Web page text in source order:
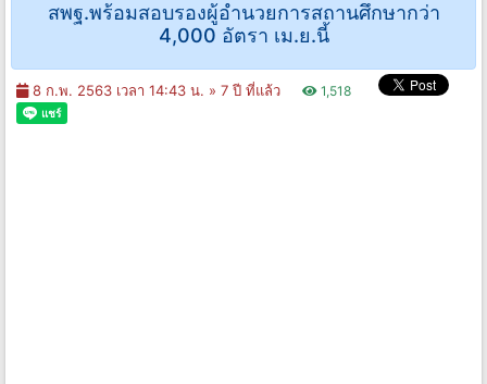
สพฐ.พร้อมสอบรองผู้อำนวยการสถานศึกษากว่า
4,000 อัตรา เม.ย.นี้
8 ก.พ. 2563 เวลา 14:43 น. » 7 ปี ที่แล้ว 1,518